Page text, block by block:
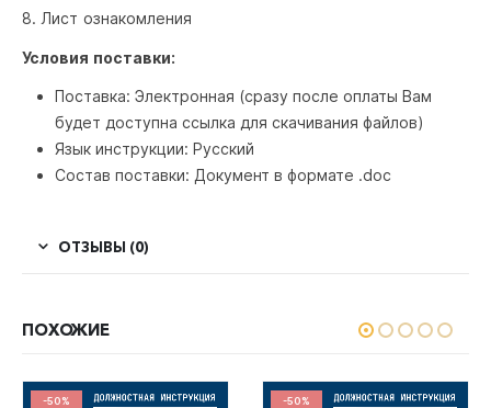
8. Лист ознакомления
Условия поставки:
Поставка: Электронная (сразу после оплаты Вам
будет доступна ссылка для скачивания файлов)
Язык инструкции: Русский
Состав поставки: Документ в формате .doc
ОТЗЫВЫ (0)
ПОХОЖИЕ
-50% -50%